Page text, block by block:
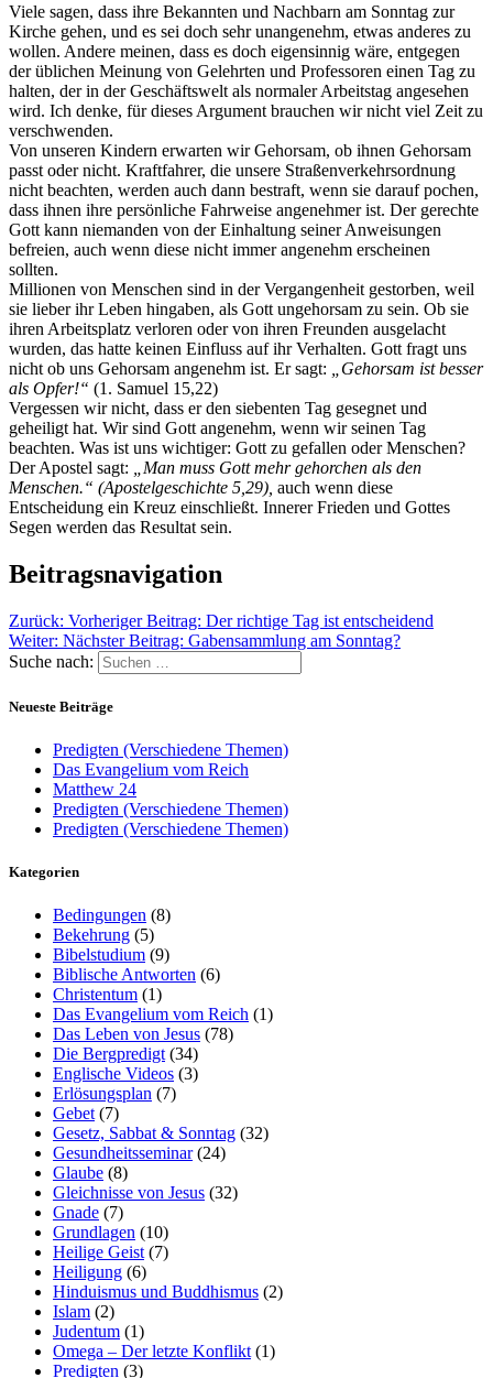
Viele sagen, dass ihre Bekannten und Nachbarn am Sonntag zur
Kirche gehen, und es sei doch sehr unangenehm, etwas anderes zu
wollen. Andere meinen, dass es doch eigensinnig wäre, entgegen
der üblichen Meinung von Gelehrten und Professoren einen Tag zu
halten, der in der Geschäftswelt als normaler Arbeitstag angesehen
wird. Ich denke, für dieses Argument brauchen wir nicht viel Zeit zu
verschwenden.
Von unseren Kindern erwarten wir Gehorsam, ob ihnen Gehorsam
passt oder nicht. Kraftfahrer, die unsere Straßenverkehrsordnung
nicht beachten, werden auch dann bestraft, wenn sie darauf pochen,
dass ihnen ihre persönliche Fahrweise angenehmer ist. Der gerechte
Gott kann niemanden von der Einhaltung seiner Anweisungen
befreien, auch wenn diese nicht immer angenehm erscheinen
sollten.
Millionen von Menschen sind in der Vergangenheit gestorben, weil
sie lieber ihr Leben hingaben, als Gott ungehorsam zu sein. Ob sie
ihren Arbeitsplatz verloren oder von ihren Freunden ausgelacht
wurden, das hatte keinen Einfluss auf ihr Verhalten. Gott fragt uns
nicht ob uns Gehorsam angenehm ist. Er sagt:
„Gehorsam ist besser
als Opfer!“ (1. Samuel 15,22)
Vergessen wir nicht, dass er den siebenten Tag gesegnet und
geheiligt hat. Wir sind Gott angenehm, wenn wir seinen Tag
beachten. Was ist uns wichtiger: Gott zu gefallen oder Menschen?
Der Apostel sagt:
„Man muss Gott mehr gehorchen als den
Menschen.“ (Apostelgeschichte 5,29), auch wenn diese
Entscheidung ein Kreuz einschließt. Innerer Frieden und Gottes
Segen werden das Resultat sein.
Beitragsnavigation
Zurück: Vorheriger Beitrag: Der richtige Tag ist entscheidend
Weiter: Nächster Beitrag: Gabensammlung am Sonntag?
Suche nach:
Neueste Beiträge
Predigten (Verschiedene Themen)
Das Evangelium vom Reich
Matthew 24
Predigten (Verschiedene Themen)
Predigten (Verschiedene Themen)
Kategorien
Bedingungen (8)
Bekehrung (5)
Bibelstudium (9)
Biblische Antworten (6)
Christentum (1)
Das Evangelium vom Reich (1)
Das Leben von Jesus (78)
Die Bergpredigt (34)
Englische Videos (3)
Erlösungsplan (7)
Gebet (7)
Gesetz, Sabbat & Sonntag (32)
Gesundheitsseminar(24)
Glaube (8)
Gleichnisse von Jesus (32)
Gnade (7)
Grundlagen (10)
Heilige Geist (7)
Heiligung (6)
Hinduismus und Buddhismus (2)
Islam (2)
Judentum (1)
Omega – Der letzte Konflikt (1)
Predigten (3)